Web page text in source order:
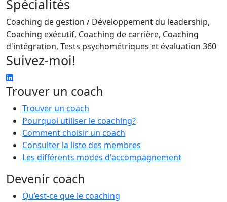
Spécialités
Coaching de gestion / Développement du leadership,
Coaching exécutif, Coaching de carrière, Coaching
d'intégration, Tests psychométriques et évaluation 360
Suivez-moi!
Trouver un coach
Trouver un coach
Pourquoi utiliser le coaching?
Comment choisir un coach
Consulter la liste des membres
Les différents modes d'accompagnement
Devenir coach
Qu’est-ce que le coaching